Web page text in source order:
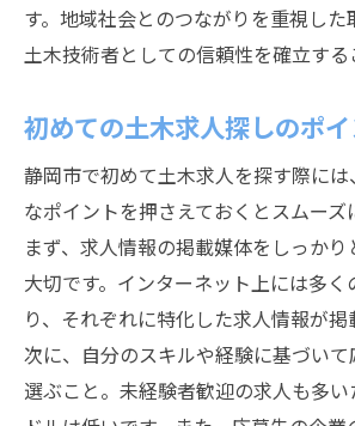
す。地域社会とのつながりを重視した
土木技術者としての信頼性を確立する
初めての土木求人探しのポ
静岡市で初めて土木求人を探す際に
なポイントを押さえておくとスムーズ
まず、求人情報の掲載媒体をしっか
大切です。インターネット上には多く
り、それぞれに特化した求人情報が掲
次に、自分のスキルや経験に基づい
選ぶこと。未経験者歓迎の求人も多